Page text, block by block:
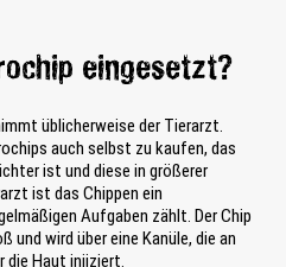
eingesetzt?
üblicherweise der Tierarzt.
auch selbst zu kaufen, das
ist und diese in größerer
ist das Chippen ein
Aufgaben zählt. Der Chip
und wird über eine Kanüle, die an
die Haut injiziert.